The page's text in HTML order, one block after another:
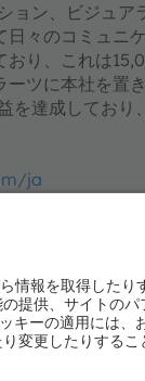
ン、ビジュア
々のコミュニ
り、これは
ツに本社を置
を達成してお
ja
びサービスの
さい：